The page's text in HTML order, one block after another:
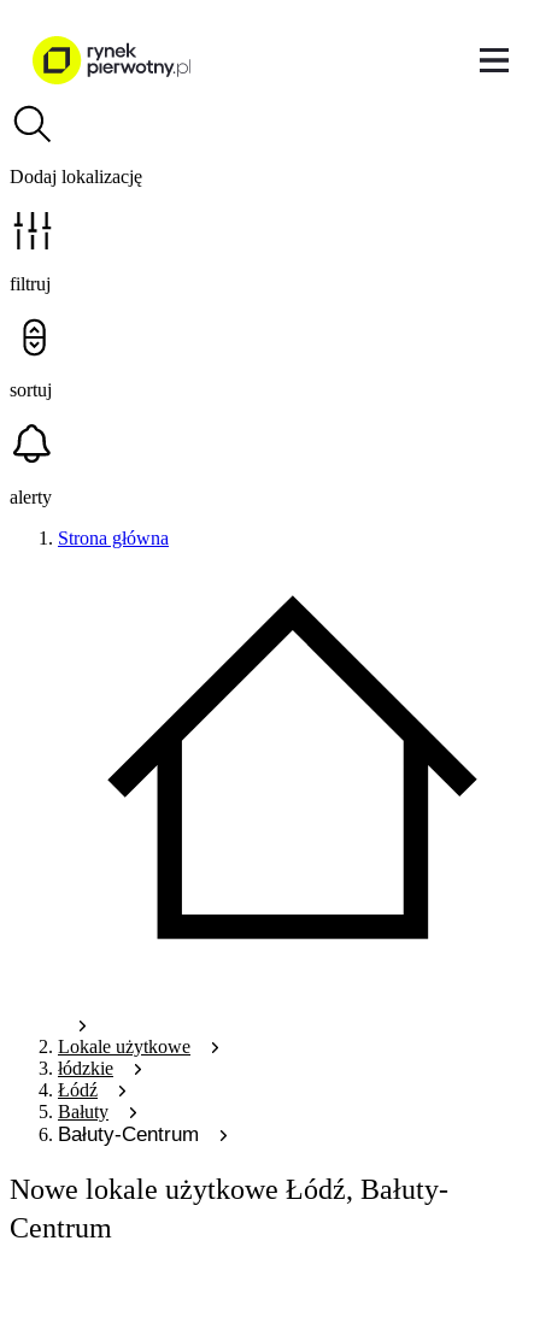
Dodaj lokalizację
filtruj
sortuj
alerty
Strona główna
Lokale użytkowe
łódzkie
Łódź
Bałuty
Bałuty-Centrum
Nowe lokale użytkowe Łódź, Bałuty-
Centrum